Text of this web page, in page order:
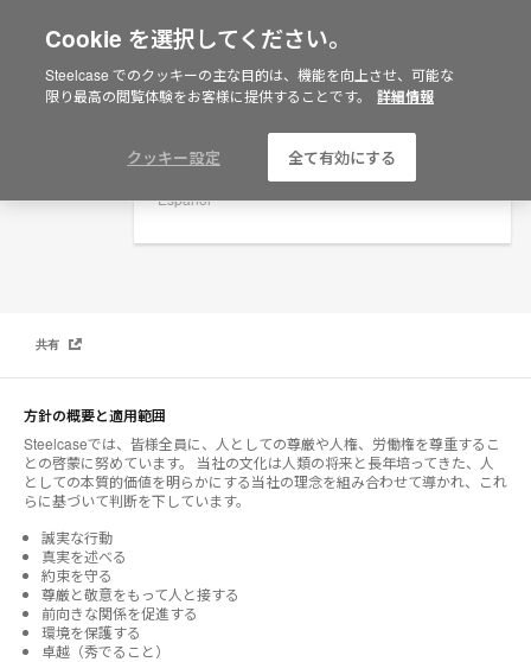
Are you in United States?
Would you like to see Products we sell in
Americas
Español
グローバルの人権および労働権に関する方針
共有
方針の概要と適用範囲
Steelcaseでは、皆様全員に、人としての尊厳や人権、労働権を尊重するこ
との啓蒙に努めています。 当社の文化は人類の将来と長年培ってきた、人
としての本質的価値を明らかにする当社の理念を組み合わせて導かれ、これ
らに基づいて判断を下しています。
誠実な行動
真実を述べる
約束を守る
尊厳と敬意をもって人と接する
前向きな関係を促進する
環境を保護する
卓越（秀でること）
Cookie を選択してください。
Steelcase でのクッキーの主な目的は、機能を向上させ、可能な
限り最高の閲覧体験をお客様に提供することです。
詳細情報
クッキー設定 全て有効にする